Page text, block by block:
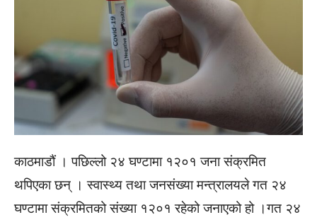
काठमाडौं । पछिल्लो २४ घण्टामा १२०१ जना संक्रमित
थपिएका छन् । स्वास्थ्य तथा जनसंख्या मन्त्रालयले गत २४
घण्टामा संक्रमितको संख्या १२०१ रहेको जनाएको हो ।गत २४